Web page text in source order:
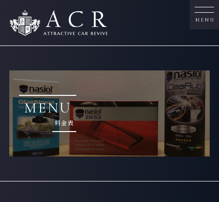
MENU
料金表
MENU